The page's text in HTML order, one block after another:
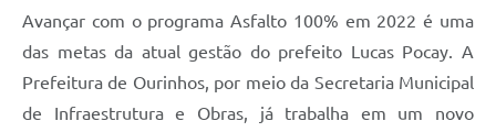
Avançar com o programa Asfalto 100% em 2022 é uma
das metas da atual gestão do prefeito Lucas Pocay. A
Prefeitura de Ourinhos, por meio da Secretaria Municipal
de Infraestrutura e Obras, já trabalha em um novo